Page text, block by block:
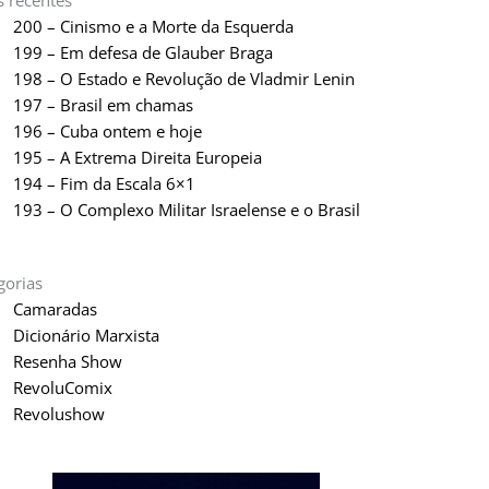
200 – Cinismo e a Morte da Esquerda
199 – Em defesa de Glauber Braga
198 – O Estado e Revolução de Vladmir Lenin
197 – Brasil em chamas
196 – Cuba ontem e hoje
195 – A Extrema Direita Europeia
194 – Fim da Escala 6×1
193 – O Complexo Militar Israelense e o Brasil
Camaradas
Dicionário Marxista
Resenha Show
RevoluComix
Revolushow